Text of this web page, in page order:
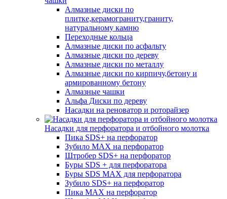
Алмазные диски по
плитке,керамограниту,граниту,
натуральному камню
Переходные кольца
Алмазные диски по асфальту
Алмазные диски по дереву
Алмазные диски по металлу
Алмазные диски по кирпичу,бетону и
армированному бетону
Алмазные чашки
Альфа Диски по дереву
Насадки на реноватор и роторайзер
Насадки для перфоратора и отбойного молотка
Пика SDS+ на перфоратор
Зубило MAX на перфоратор
Штробер SDS+ на перфоратор
Буры SDS + для перфоратора
Буры SDS MAX для перфоратора
Зубило SDS+ на перфоратор
Пика MAX на перфоратор